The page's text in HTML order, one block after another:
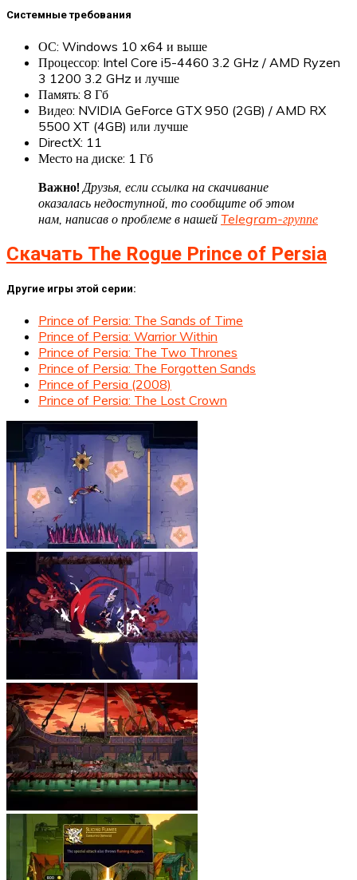
Системные требования
ОС: Windows 10 x64 и выше
Процессор: Intel Core i5-4460 3.2 GHz / AMD Ryzen
3 1200 3.2 GHz и лучше
Память: 8 Гб
Видео: NVIDIA GeForce GTX 950 (2GB) / AMD RX
5500 XT (4GB) или лучше
DirectX: 11
Место на диске: 1 Гб
Важно! Друзья, если ссылка на скачивание
оказалась недоступной, то сообщите об этом
нам, написав о проблеме в нашей Telegram-группе
Скачать The Rogue Prince of Persia
Другие игры этой серии:
Prince of Persia: The Sands of Time
Prince of Persia: Warrior Within
Prince of Persia: The Two Thrones
Prince of Persia: The Forgotten Sands
Prince of Persia (2008)
Prince of Persia: The Lost Crown